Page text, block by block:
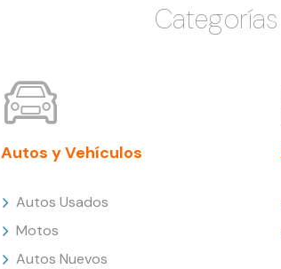
Categorías
Autos y Vehículos
Autos Usados
Motos
Autos Nuevos